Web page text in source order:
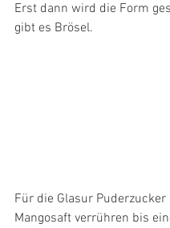
Erst dann wird die Form
gibt es Brösel.
Für die Glasur
Mangosaft verrühren bis